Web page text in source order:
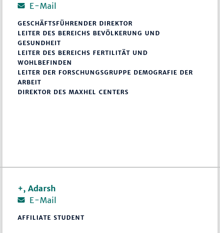
E-Mail
GESCHÄFTSFÜHRENDER DIREKTOR
LEITER DES BEREICHS BEVÖLKERUNG UND
GESUNDHEIT
LEITER DES BEREICHS FERTILITÄT UND
WOHLBEFINDEN
LEITER DER FORSCHUNGSGRUPPE DEMOGRAFIE DER
ARBEIT
DIREKTOR DES MAXHEL CENTERS
+, Adarsh
E-Mail
AFFILIATE STUDENT